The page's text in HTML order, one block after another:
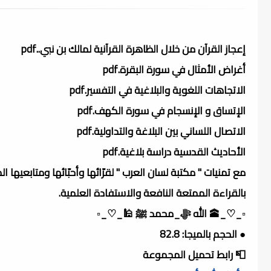
إعجاز القرآن من خلال الظاهرة القرآنية لمالك بن نبي..pdf
أغراض الأمثال في سورة البقرة.pdf
الاتجاهات اللغوية والبلاغية في التفسير.pdf
الإتساق و الإنسجام في سورة الكهف.pdf
الاتصال اللساني بين البلاغة والتداولية.pdf
الأحاديث القدسية دراسة بلاغية.pdf
مع تمنيات " مكتبة لسان العرب " لقرّائها وأحبّائها ومتابعيها
بالقراءة الممتعة النافعة والاستفادة العلمية.
▫️_♡_🕋 الله ﷻ_محمد ﷺ 🕌_♡_▫️
● الحجم بالميجا: 82.8
📮 رابط تحميل المجموعة